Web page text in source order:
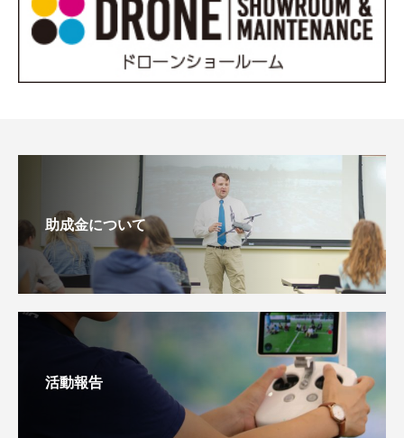
助成金について
活動報告